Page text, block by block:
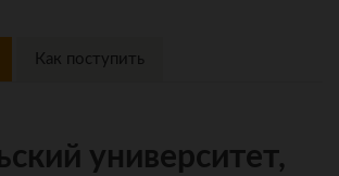
Как поступить
университет,